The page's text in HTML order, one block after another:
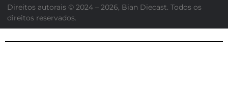
Direitos autorais © 2024 – 2026, Bian Diecast. Todos os
direitos reservados.